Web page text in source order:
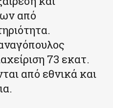
από
73 εκατ.
από εθνικά και